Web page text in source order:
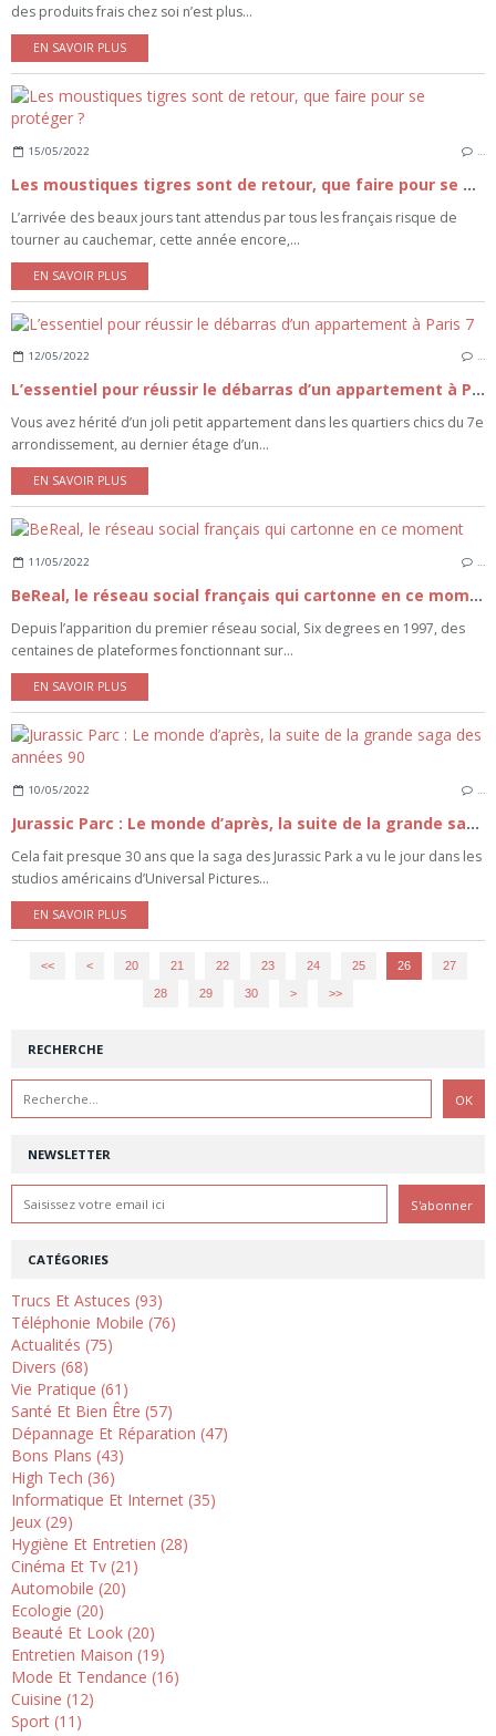
des produits frais chez soi n’est plus...
EN SAVOIR PLUS
15/05/2022 …
Les moustiques tigres sont de retour, que faire pour se protéger ?
L’arrivée des beaux jours tant attendus par tous les français risque de
tourner au cauchemar, cette année encore,...
EN SAVOIR PLUS
12/05/2022 …
L’essentiel pour réussir le débarras d’un appartement à Paris 7
Vous avez hérité d’un joli petit appartement dans les quartiers chics du 7e
arrondissement, au dernier étage d’un...
EN SAVOIR PLUS
11/05/2022 …
BeReal, le réseau social français qui cartonne en ce moment
Depuis l’apparition du premier réseau social, Six degrees en 1997, des
centaines de plateformes fonctionnant sur...
EN SAVOIR PLUS
10/05/2022
Jurassic Parc : Le monde d’après, la suite de la grande saga des années 90
Cela fait presque 30 ans que la saga des Jurassic Park a vu le jour dans les
studios américains d’Universal Pictures...
EN SAVOIR PLUS
<< < 10
20 21 22 23 24 25 26 27
28 29 30 > >>
NEWSLETTER
RECHERCHE
CATÉGORIES
Trucs Et Astuces (93)
Téléphonie Mobile (76)
Actualités (75)
Divers (68)
Vie Pratique (61)
Santé Et Bien Être (57)
Dépannage Et Réparation (47)
Bons Plans (43)
High Tech (36)
Informatique Et Internet (35)
Jeux (29)
Hygiène Et Entretien (28)
Cinéma Et Tv (21)
Automobile (20)
Ecologie (20)
Beauté Et Look (20)
Entretien Maison (19)
Mode Et Tendance (16)
Cuisine (12)
Sport (11)